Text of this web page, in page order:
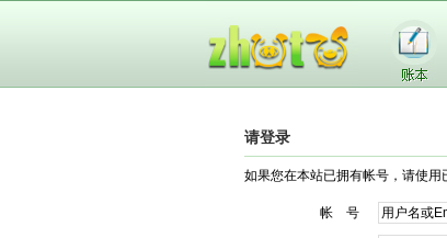
请登录
如果您在本站已拥有帐号，请使用
帐 号